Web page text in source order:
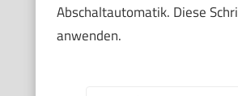
Abschaltautomatik. Diese
anwenden.